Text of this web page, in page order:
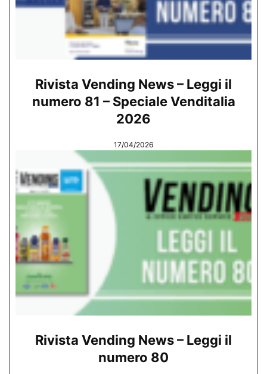
Rivista Vending News – Leggi il
numero 81 – Speciale Venditalia
2026
17/04/2026
Rivista Vending News – Leggi il
numero 80